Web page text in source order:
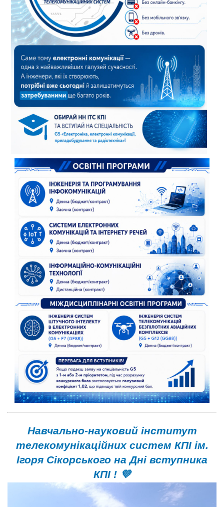
Навчально-науковий інститут
телекомунікаційних систем КПІ ім.
Ігоря Сікорського на Дні вступника
КПІ ! 💜